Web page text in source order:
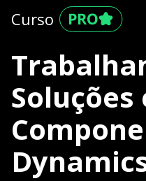
Curso
Soluções